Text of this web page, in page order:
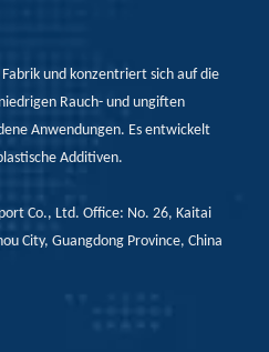
und konzentriert sich auf die
Rauch- und ungiften
Anwendungen. Es entwickelt
Additiven.
Co., Ltd. Office: No. 26, Kaitai
City, Guangdong Province, China